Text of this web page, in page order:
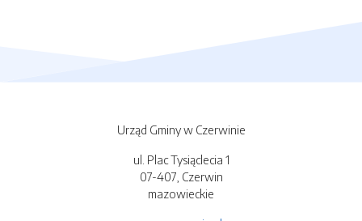
Urząd Gminy w Czerwinie
ul. Plac Tysiąclecia 1
07-407, Czerwin
mazowieckie